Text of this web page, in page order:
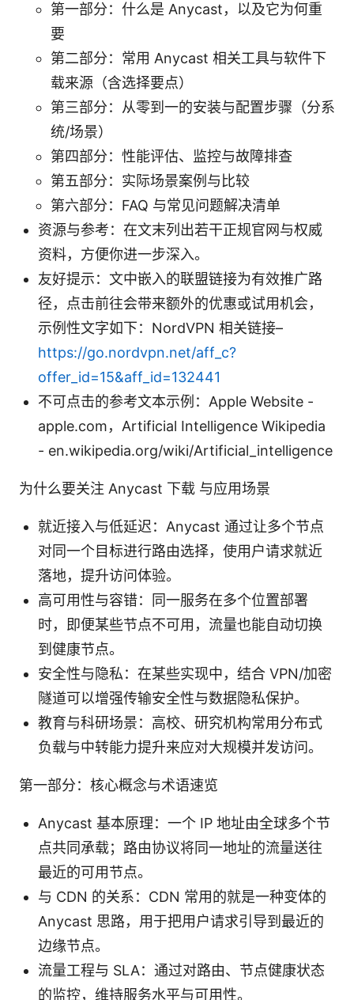
第一部分：什么是 Anycast，以及它为何重
要
第二部分：常用 Anycast 相关工具与软件下
载来源（含选择要点）
第三部分：从零到一的安装与配置步骤（分系
统/场景）
第四部分：性能评估、监控与故障排查
第五部分：实际场景案例与比较
第六部分：FAQ 与常见问题解决清单
资源与参考：在文末列出若干正规官网与权威
资料，方便你进一步深入。
友好提示：文中嵌入的联盟链接为有效推广路
径，点击前往会带来额外的优惠或试用机会，
示例性文字如下：NordVPN 相关链接–
https://go.nordvpn.net/aff_c?
offer_id=15&aff_id=132441
不可点击的参考文本示例：Apple Website -
apple.com，Artificial Intelligence Wikipedia
- en.wikipedia.org/wiki/Artificial_intelligence
为什么要关注 Anycast 下载 与应用场景
就近接入与低延迟：Anycast 通过让多个节点
对同一个目标进行路由选择，使用户请求就近
落地，提升访问体验。
高可用性与容错：同一服务在多个位置部署
时，即便某些节点不可用，流量也能自动切换
到健康节点。
安全性与隐私：在某些实现中，结合 VPN/加密
隧道可以增强传输安全性与数据隐私保护。
教育与科研场景：高校、研究机构常用分布式
负载与中转能力提升来应对大规模并发访问。
第一部分：核心概念与术语速览
Anycast 基本原理：一个 IP 地址由全球多个节
点共同承载；路由协议将同一地址的流量送往
最近的可用节点。
与 CDN 的关系：CDN 常用的就是一种变体的
Anycast 思路，用于把用户请求引导到最近的
边缘节点。
流量工程与 SLA：通过对路由、节点健康状态
的监控，维持服务水平与可用性。